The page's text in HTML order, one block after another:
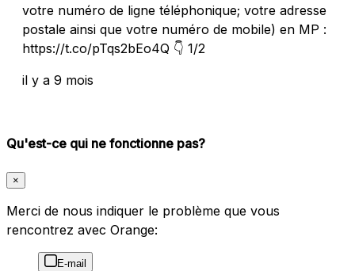
votre numéro de ligne téléphonique; votre adresse
postale ainsi que votre numéro de mobile) en MP :
https://t.co/pTqs2bEo4Q 👇 1/2
il y a 9 mois
Qu'est-ce qui ne fonctionne pas?
×
Merci de nous indiquer le problème que vous
rencontrez avec Orange:
E-mail